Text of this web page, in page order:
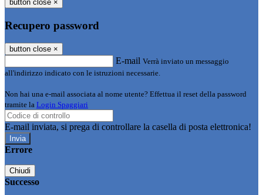
button close ×
Recupero password
button close ×
E-mail Verrà inviato un messaggio
all'indirizzo indicato con le istruzioni necessarie.
Non hai una e-mail associata al nome utente? Effettua il reset della password
tramite la Login Spaggiari
E-mail inviata, si prega di controllare la casella di posta elettronica!
Errore
Chiudi
Successo